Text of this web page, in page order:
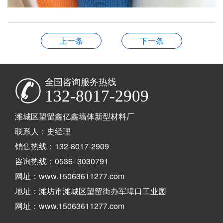
上一条 下一条
全国咨询服务热线
132-8017-2909
潍城区望留鑫亿鑫墙体新型材料厂
联系人：史经理
销售热线：132-8017-2909
咨询热线：0536- 3030791
网址：www.15063611277.com
地址：潍坊市潍城区望留街办军埠口工业园
网址：www.15063611277.com